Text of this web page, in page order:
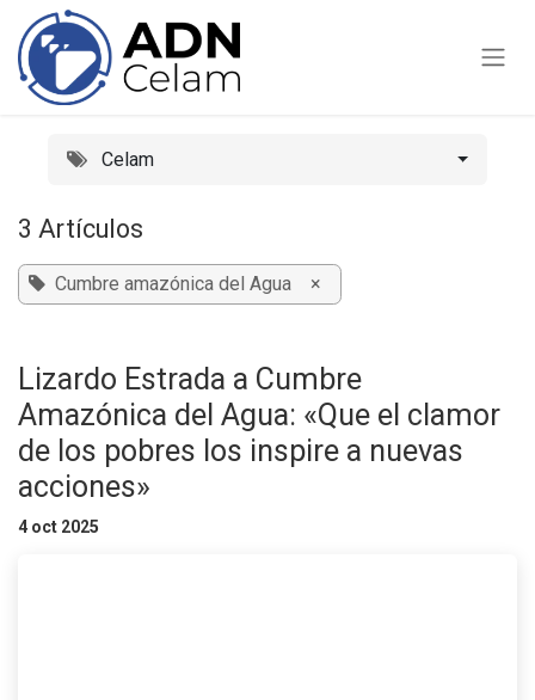
Ir al contenido
Celam
3 Artículos
Cumbre amazónica del Agua ×
Lizardo Estrada a Cumbre
Amazónica del Agua: «Que el clamor
de los pobres los inspire a nuevas
acciones»
4 oct 2025